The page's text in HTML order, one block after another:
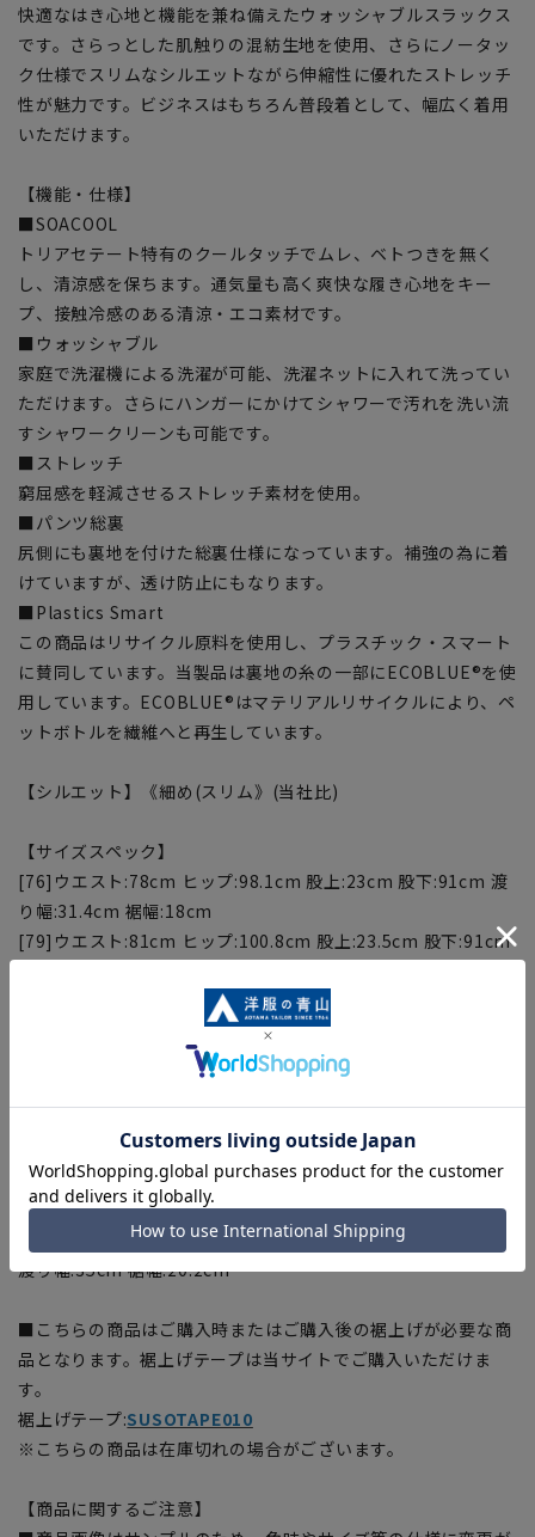
快適なはき心地と機能を兼ね備えたウォッシャブルスラックス
です。さらっとした肌触りの混紡生地を使用、さらにノータッ
ク仕様でスリムなシルエットながら伸縮性に優れたストレッチ
性が魅力です。ビジネスはもちろん普段着として、幅広く着用
いただけます。
【機能・仕様】
■SOACOOL
トリアセテート特有のクールタッチでムレ、ベトつきを無く
し、清涼感を保ちます。通気量も高く爽快な履き心地をキー
プ、接触冷感のある清涼・エコ素材です。
■ウォッシャブル
家庭で洗濯機による洗濯が可能、洗濯ネットに入れて洗ってい
ただけます。さらにハンガーにかけてシャワーで汚れを洗い流
すシャワークリーンも可能です。
■ストレッチ
窮屈感を軽減させるストレッチ素材を使用。
■パンツ総裏
尻側にも裏地を付けた総裏仕様になっています。補強の為に着
けていますが、透け防止にもなります。
■Plastics Smart
この商品はリサイクル原料を使用し、プラスチック・スマート
に賛同しています。当製品は裏地の糸の一部にECOBLUE®を使
用しています。ECOBLUE®はマテリアルリサイクルにより、ペ
ットボトルを繊維へと再生しています。
【シルエット】《細め(スリム》(当社比)
【サイズスペック】
[76]ウエスト:78cm ヒップ:98.1cm 股上:23cm 股下:91cm 渡
り幅:31.4cm 裾幅:18cm
[79]ウエスト:81cm ヒップ:100.8cm 股上:23.5cm 股下:91cm
[82]ウエスト:84cm ヒップ:103.5cm 股上:24cm 股下:91cm
渡り幅:32.8cm 裾幅:18.8cm
[85]ウエスト:87cm ヒップ:106.2cm 股上:24.5cm 股下:91cm
渡り幅:34.2cm 裾幅:19.6cm
[91]ウエスト:93cm ヒップ:109.8cm 股上:25cm 股下:91cm
渡り幅:34.3cm 裾幅:19.8cm
[94]ウエスト:96cm ヒップ:112.5cm 股上:25cm 股下:91cm
渡り幅:35cm 裾幅:20.2cm
■こちらの商品はご購入時またはご購入後の裾上げが必要な商
品となります。裾上げテープは当サイトでご購入いただけま
す。
裾上げテープ:SUSOTAPE010
※こちらの商品は在庫切れの場合がございます。
【商品に関するご注意】